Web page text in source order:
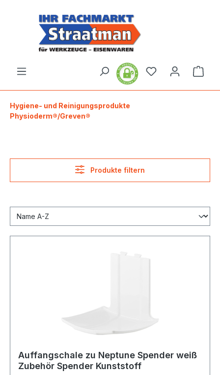
Hygiene- und Reinigungsprodukte
Physioderm®/Greven®
Produkte filtern
Auffangschale zu Neptune Spender weiß
Zubehör Spender Kunststoff